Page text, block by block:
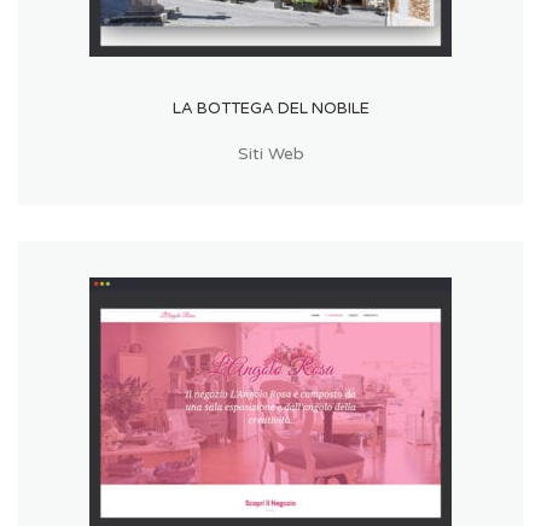
LA BOTTEGA DEL NOBILE
Siti Web